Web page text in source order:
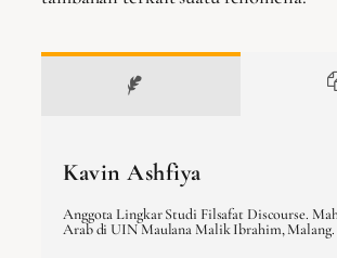
Kavin Ashfiya
Anggota Lingkar Studi Filsafat Discourse.
Arab di UIN Maulana Malik Ibrahim, Malang.